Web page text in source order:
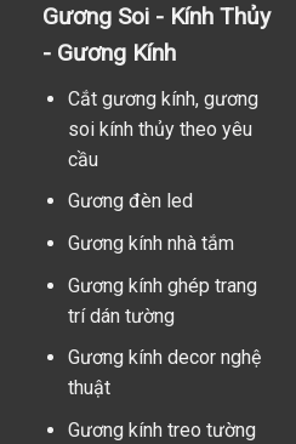
Gương Soi - Kính Thủy
- Gương Kính
Cắt gương kính, gương
soi kính thủy theo yêu
cầu
Gương đèn led
Gương kính nhà tắm
Gương kính ghép trang
trí dán tường
Gương kính decor nghệ
thuật
Gương kính treo tường